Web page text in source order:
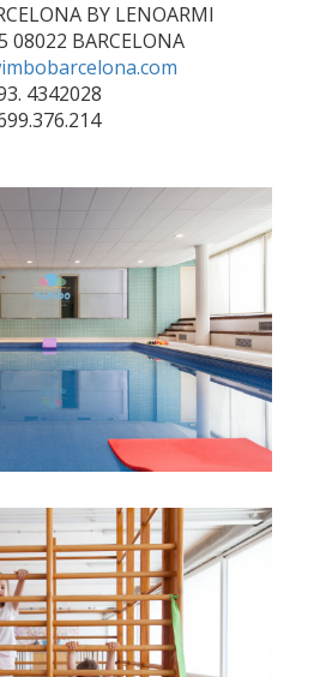
BY LENOARMI
08022 BARCELONA
4342028